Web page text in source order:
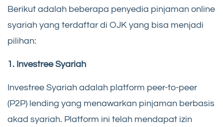
Berikut adalah beberapa penyedia pinjaman online
syariah yang terdaftar di OJK yang bisa menjadi
pilihan:
1. Investree Syariah
Investree Syariah adalah platform peer-to-peer
(P2P) lending yang menawarkan pinjaman berbasis
akad syariah. Platform ini telah mendapat izin